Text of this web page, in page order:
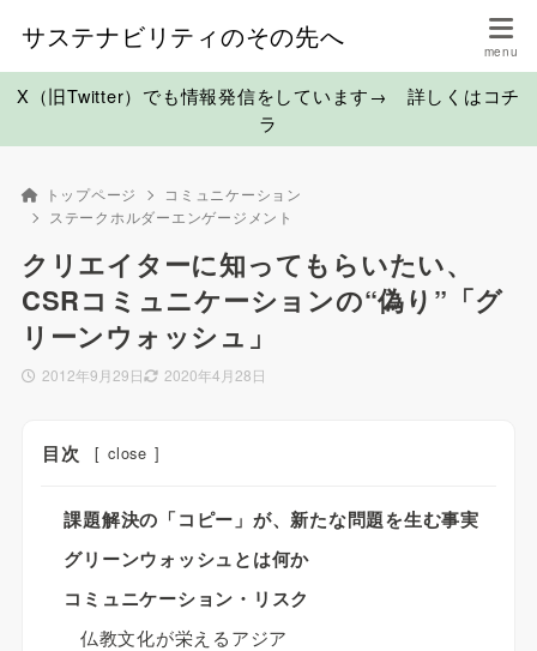
サステナビリティのその先へ
X（旧Twitter）でも情報発信をしています→ 詳しくはコチ
ラ
トップページ
コミュニケーション
ステークホルダーエンゲージメント
クリエイターに知ってもらいたい、
CSRコミュニケーションの“偽り”「グ
リーンウォッシュ」
2012年9月29日 2020年4月28日
目次 [ close ]
課題解決の「コピー」が、新たな問題を生む事実
グリーンウォッシュとは何か
コミュニケーション・リスク
仏教文化が栄えるアジア